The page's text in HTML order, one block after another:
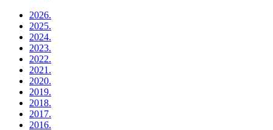
2026.
2025.
2024.
2023.
2022.
2021.
2020.
2019.
2018.
2017.
2016.